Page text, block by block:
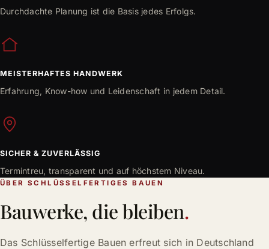
Durchdachte Planung ist die Basis jedes Erfolgs.
MEISTERHAFTES HANDWERK
Erfahrung, Know-how und Leidenschaft in jedem Detail.
SICHER & ZUVERLÄSSIG
Termintreu, transparent und auf höchstem Niveau.
ÜBER SCHLÜSSELFERTIGES BAUEN
Bauwerke, die bleiben.
Das Schlüsselfertige Bauen erfreut sich in Deutschland